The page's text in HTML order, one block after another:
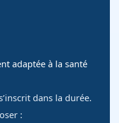
adaptée à la santé
dans la durée.
: